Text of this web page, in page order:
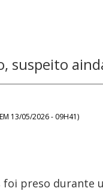
suspeito
13/05/2026 - 09H41)
foi preso durante